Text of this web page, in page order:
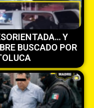
Y
BUSCADO POR